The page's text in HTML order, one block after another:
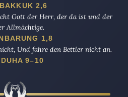
2,6
Gott der Herr, der da ist und der
Allmächtige.
1,8
Und fahre den Bettler nicht an.
9–10